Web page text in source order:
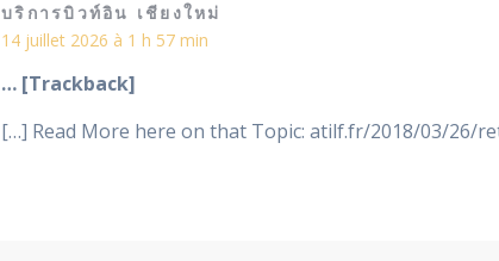
บริการบิวท์อิน เชียงใหม่
14 juillet 2026 à 1 h 57 min
… [Trackback]
[…] Read More here on that Topic: atilf.fr/2018/03/26/